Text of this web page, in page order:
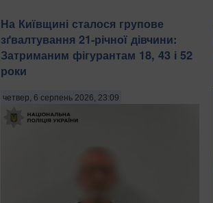
На Київщині сталося групове
зґвалтування 21-річної дівчини:
Затриманим фігурантам 18, 43 і 52
роки
четвер, 6 серпень 2026, 23:09